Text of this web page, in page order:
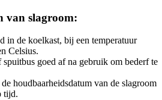
van slagroom:
in de koelkast, bij een temperatuur
Celsius.
goed af na gebruik om bederf te
houdbaarheidsdatum van de slagroom
tijd.